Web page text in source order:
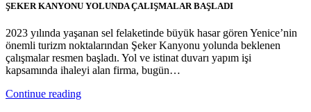
ŞEKER KANYONU YOLUNDA ÇALIŞMALAR BAŞLADI
2023 yılında yaşanan sel felaketinde büyük hasar gören Yenice’nin
önemli turizm noktalarından Şeker Kanyonu yolunda beklenen
çalışmalar resmen başladı. Yol ve istinat duvarı yapım işi
kapsamında ihaleyi alan firma, bugün…
Continue reading